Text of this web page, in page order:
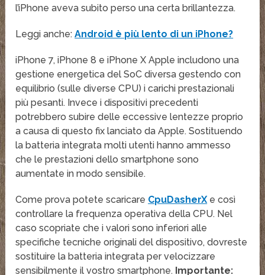
l’iPhone aveva subito perso una certa brillantezza.
Leggi anche:Android è più lento di un iPhone?
iPhone 7, iPhone 8 e iPhone X Apple includono una
gestione energetica del SoC diversa gestendo con
equilibrio (sulle diverse CPU) i carichi prestazionali
più pesanti. Invece i dispositivi precedenti
potrebbero subire delle eccessive lentezze proprio
a causa di questo fix lanciato da Apple. Sostituendo
la batteria integrata molti utenti hanno ammesso
che le prestazioni dello smartphone sono
aumentate in modo sensibile.
Come prova potete scaricare CpuDasherXe così
controllare la frequenza operativa della CPU. Nel
caso scopriate che i valori sono inferiori alle
specifiche tecniche originali del dispositivo, dovreste
sostituire la batteria integrata per velocizzare
sensibilmente il vostro smartphone. Importante: